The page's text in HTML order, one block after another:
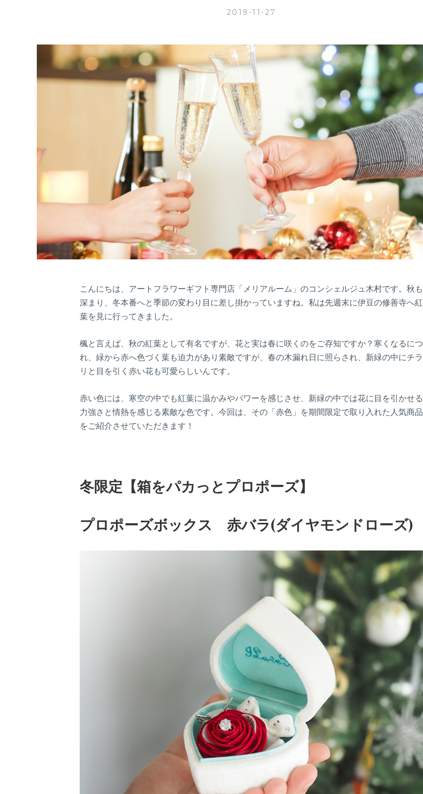
2019-11-27
こんにちは、アートフラワーギフト専門店「メリアルーム」のコンシェルジュ木村です。秋も
深まり、冬本番へと季節の変わり目に差し掛かっていますね。私は先週末に伊豆の修善寺へ紅
葉を見に行ってきました。
楓と言えば、秋の紅葉として有名ですが、花と実は春に咲くのをご存知ですか？寒くなるにつ
れ、緑から赤へ色づく葉も迫力があり素敵ですが、春の木漏れ日に照らされ、新緑の中にチラ
リと目を引く赤い花も可愛らしいんです。
赤い色には、寒空の中でも紅葉に温かみやパワーを感じさせ、新緑の中では花に目を引かせる
力強さと情熱を感じる素敵な色です。今回は、その「赤色」を期間限定で取り入れた人気商品
をご紹介させていただきます！
冬限定【箱をパカっとプロポーズ】
プロポーズボックス 赤バラ(ダイヤモンドローズ)